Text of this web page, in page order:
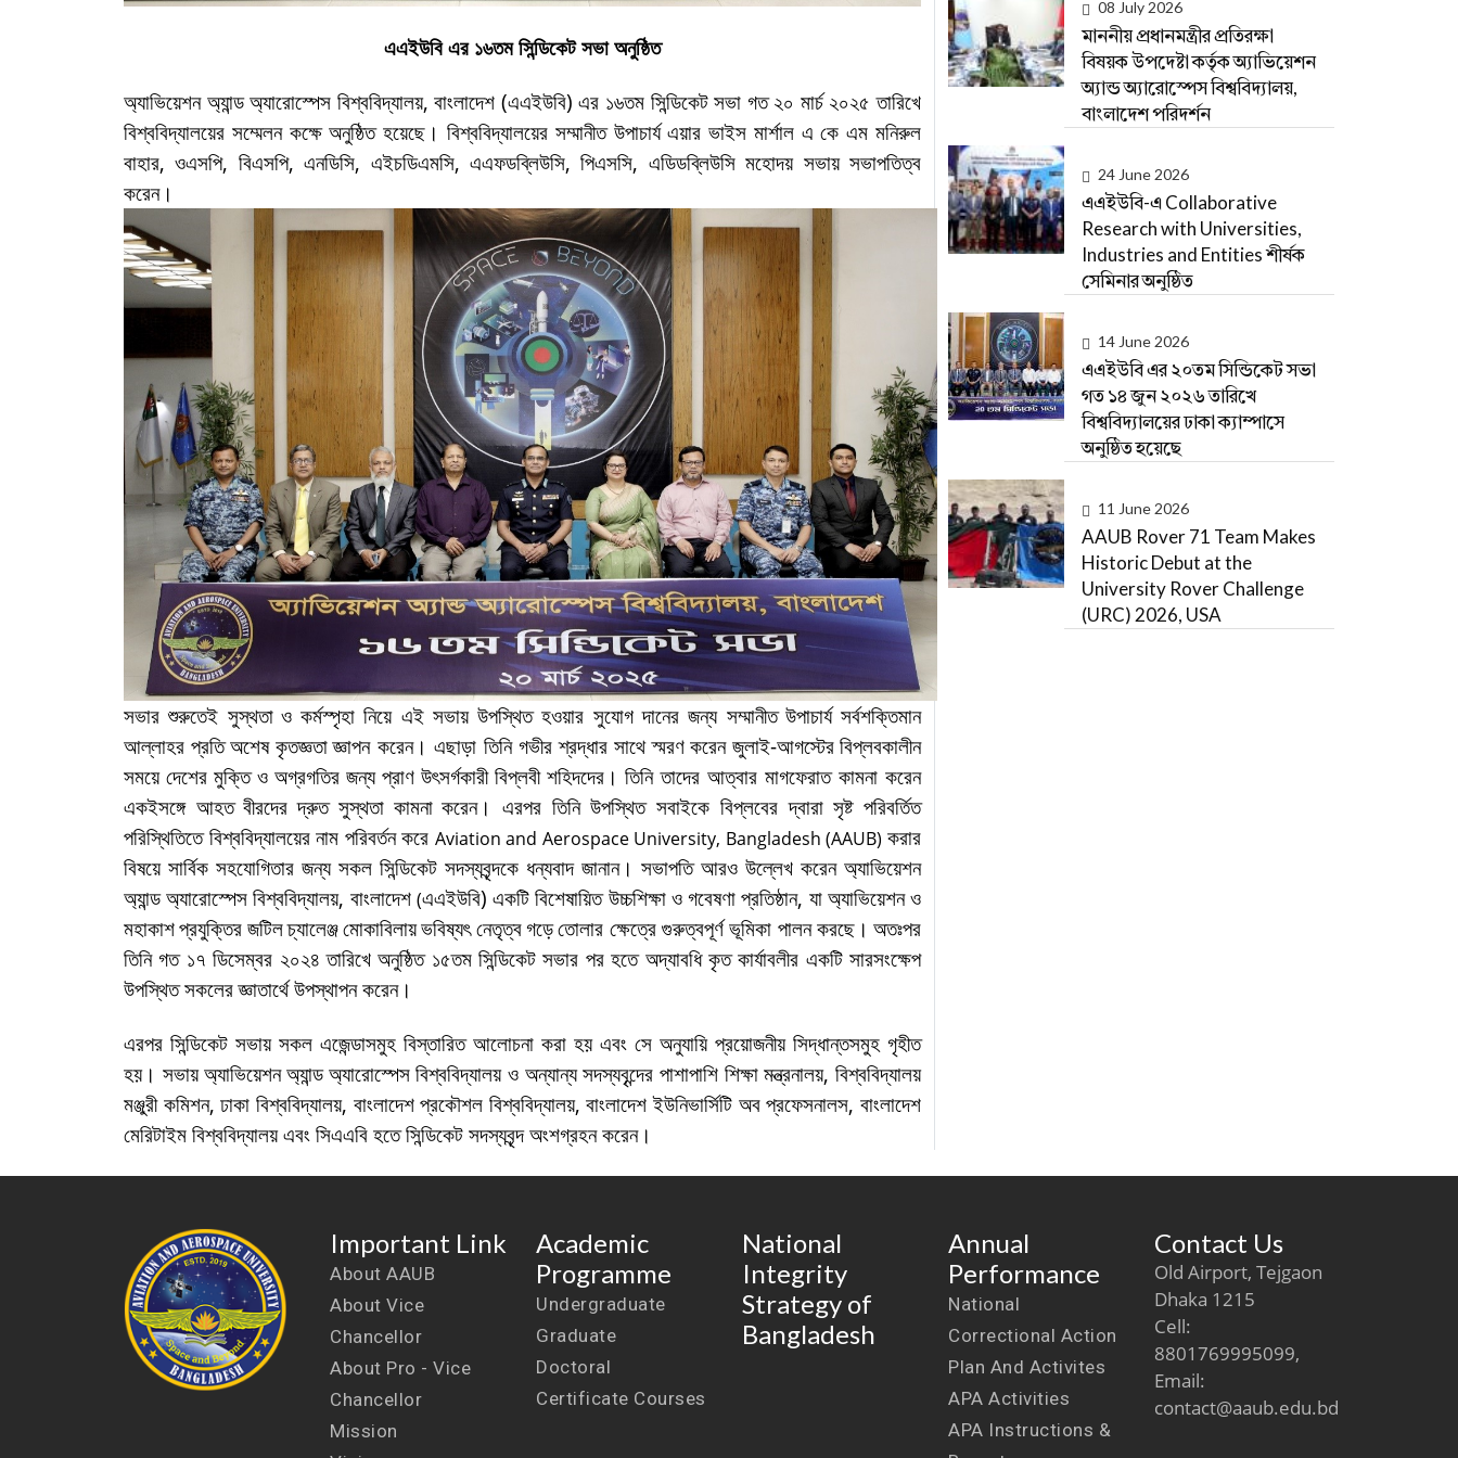
এএইউবি এর ১৬তম সিন্ডিকেট সভা অনুষ্ঠিত
অ্যাভিয়েশন অ্যান্ড অ্যারোস্পেস বিশ্ববিদ্যালয়, বাংলাদেশ (এএইউবি) এর ১৬তম সিন্ডিকেটসভা গত ২০ মার্চ ২০২৫ তারিখে
বিশ্ববিদ্যালয়ের সম্মেলন কক্ষে অনুষ্ঠিত হয়েছে। বিশ্ববিদ্যালয়ের সম্মানীত উপাচার্য এয়ার ভাইস মার্শাল এ কে এম মনিরুল
বাহার, ওএসপি, বিএসপি, এনডিসি, এইচডিএমসি, এএফডব্লিউসি, পিএসসি, এডিডব্লিউসি মহোদয় সভায় সভাপতিত্ব
করেন।
সভার শুরুতেই সুস্থতা ওকর্মস্পৃহা নিয়ে এই সভায় উপস্থিত হওয়ার সুযোগ দানের জন্য সম্মানীত উপাচার্যসর্বশক্তিমান
আল্লাহর প্রতি অশেষ কৃতজ্ঞতা জ্ঞাপন করেন। এছাড়া তিনি গভীর শ্রদ্ধার সাথে স্মরণ করেন জুলাই-আগস্টের বিপ্লবকালীন
সময়ে দেশের মুক্তি ও অগ্রগতির জন্য প্রাণ উৎসর্গকারী বিপ্লবী শহিদদের। তিনি তাদের আত্বার মাগফেরাত কামনা করেন
একইসঙ্গে আহত বীরদের দ্রুত সুস্থতা কামনা করেন। এরপর তিনি উপস্থিত সবাইকে বিপ্লবের দ্বারা সৃষ্ট পরিবর্তিত
পরিস্থিতিতে বিশ্ববিদ্যালয়ের নাম পরিবর্তন করে Aviation and Aerospace University, Bangladesh (AAUB)করার
বিষয়ে সার্বিক সহযোগিতার জন্য সকল সিন্ডিকেট সদস্যবৃন্দকে ধন্যবাদ জানান। সভাপতি আরও উল্লেখ করেন অ্যাভিয়েশন
অ্যান্ড অ্যারোস্পেস বিশ্ববিদ্যালয়,বাংলাদেশ (এএইউবি) একটি বিশেষায়িত উচ্চশিক্ষা ও গবেষণা প্রতিষ্ঠান, যা অ্যাভিয়েশন ও
মহাকাশপ্রযুক্তির জটিলচ্যালেঞ্জমোকাবিলায়ভবিষ্যৎনেতৃত্বগড়েতোলার ক্ষেত্রে গুরুত্বপূর্ণ ভূমিকা পালন করছে। অতঃপর
তিনি গত ১৭ ডিসেম্বর ২০২৪ তারিখে অনুষ্ঠিত ১৫তম সিন্ডিকেট সভার পর হতে অদ্যাবধি কৃত কার্যাবলীর একটি সারসংক্ষেপ
উপস্থিত সকলের জ্ঞাতার্থে উপস্থাপন করেন।
এরপর সিন্ডিকেট সভায় সকল এজেন্ডাসমুহ বিস্তারিত আলোচনা করা হয় এবং সে অনুযায়ি প্রয়োজনীয় সিদ্ধান্তসমুহ গৃহীত
হয়। সভায় অ্যাভিয়েশনঅ্যান্ডঅ্যারোস্পেসবিশ্ববিদ্যালয় ও অন্যান্য সদস্যবৃন্দের পাশাপাশি শিক্ষা মন্ত্রনালয়, বিশ্ববিদ্যালয়
মঞ্জুরী কমিশন, ঢাকা বিশ্ববিদ্যালয়, বাংলাদেশ প্রকৌশল বিশ্ববিদ্যালয়, বাংলাদেশ ইউনিভার্সিটি অব প্রফেসনালস, বাংলাদেশ
মেরিটাইম বিশ্ববিদ্যালয় এবং সিএএবি হতে সিন্ডিকেট সদস্যবৃন্দ অংশগ্রহন করেন।
08 July 2026
মাননীয় প্রধানমন্ত্রীর প্রতিরক্ষা
বিষয়ক উপদেষ্টা কর্তৃক অ্যাভিয়েশন
অ্যান্ড অ্যারোস্পেস বিশ্ববিদ্যালয়,
বাংলাদেশ পরিদর্শন
24 June 2026
এএইউবি-এ Collaborative
Research with Universities,
Industries and Entities শীর্ষক
সেমিনার অনুষ্ঠিত
14 June 2026
এএইউবি এর ২০তম সিন্ডিকেট সভা
গত ১৪ জুন ২০২৬ তারিখে
বিশ্ববিদ্যালয়ের ঢাকা ক্যাম্পাসে
অনুষ্ঠিত হয়েছে
11 June 2026
AAUB Rover 71 Team Makes
Historic Debut at the
University Rover Challenge
(URC) 2026, USA
Important Link
About AAUB
About Vice
Chancellor
About Pro - Vice
Chancellor
Mission
Academic
Programme
Undergraduate
Graduate
Doctoral
Certificate Courses
National
Integrity
Strategy of
Bangladesh
Annual
Performance
National
Correctional Action
Plan And Activites
APA Activities
APA Instructions &
Contact Us
Old Airport, Tejgaon
Dhaka 1215
Cell:
8801769995099,
Email:
contact@aaub.edu.bd